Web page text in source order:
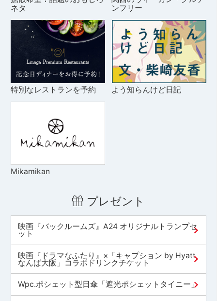
ネタ
ンフリー
特別なレストランを予約 よう知らんけど日記
Mikamikan
プレゼント
映画『バックルームズ』A24 オリジナルトランプセ
ット
映画『ドラマなふたり』×「キャプション by Hyatt
なんば大阪」コラボドリンクチケット
Wpc.ポシェット型日傘「遮光ポシェットタイニー」